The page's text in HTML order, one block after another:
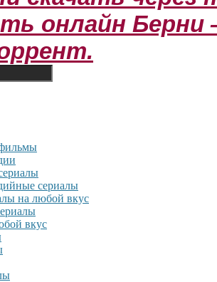
онлайн Берни
сериалы
на любой вкус
вкус